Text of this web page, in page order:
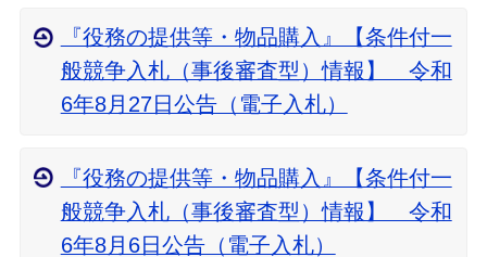
『役務の提供等・物品購入』【条件付一
般競争入札（事後審査型）情報】 令和
6年8月27日公告（電子入札）
『役務の提供等・物品購入』【条件付一
般競争入札（事後審査型）情報】 令和
6年8月6日公告（電子入札）